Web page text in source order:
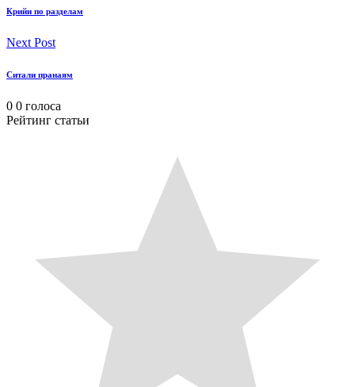
Крийи по разделам
Next Post
Ситали пранаям
0 0 голоса
Рейтинг статьи